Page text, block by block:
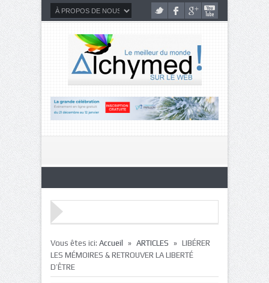
Vous êtes ici: Accueil » ARTICLES » LIBÉRER
LES MÉMOIRES & RETROUVER LA LIBERTÉ
D’ÊTRE